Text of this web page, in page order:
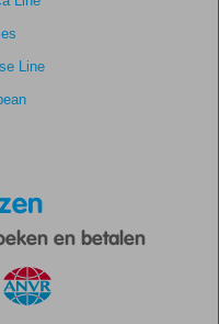
Line
en betalen